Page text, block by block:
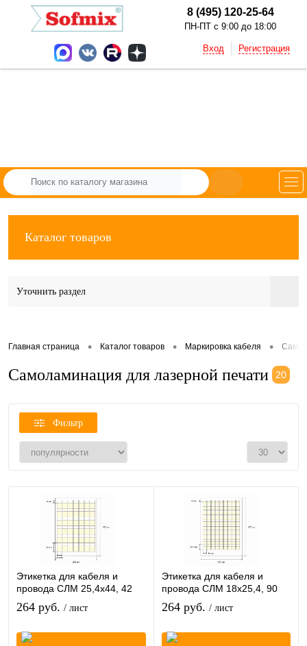
8 (495) 120-25-64
ПН-ПТ с 9:00 до 18:00
Вход Регистрация
Каталог товаров
Уточнить раздел
Главная страница • Каталог товаров • Маркировка кабеля •
Самоламинация для лазерной печати 20
Фильтр
Этикетка для кабеля и
провода СЛМ 25,4х44, 42
шт/лист
264 руб. / лист
Этикетка для кабеля и
провода СЛМ 18х25,4, 90
шт/лист
264 руб. / лист